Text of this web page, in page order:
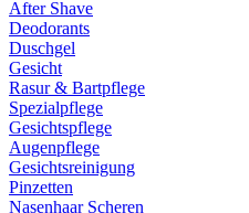
After Shave
Deodorants
Duschgel
Gesicht
Rasur & Bartpflege
Spezialpflege
Gesichtspflege
Augenpflege
Gesichtsreinigung
Pinzetten
Nasenhaar Scheren